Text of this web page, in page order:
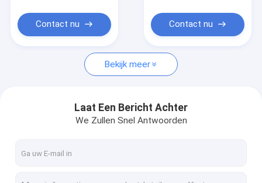
Nieuws
Vraag een offerte
Slim Autoalarmsysteem
De Drijver van motorfietsgps
Contact nu
Vrachtwagenbus
Contact nu
Bekijk meer
Laat Een Bericht Achter
We Zullen Snel Antwoorden